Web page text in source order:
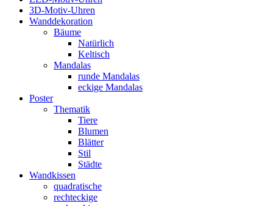
3D-Motiv-Uhren
Wanddekoration
Bäume
Natürlich
Keltisch
Mandalas
runde Mandalas
eckige Mandalas
Poster
Thematik
Tiere
Blumen
Blätter
Stil
Städte
Wandkissen
quadratische
rechteckige